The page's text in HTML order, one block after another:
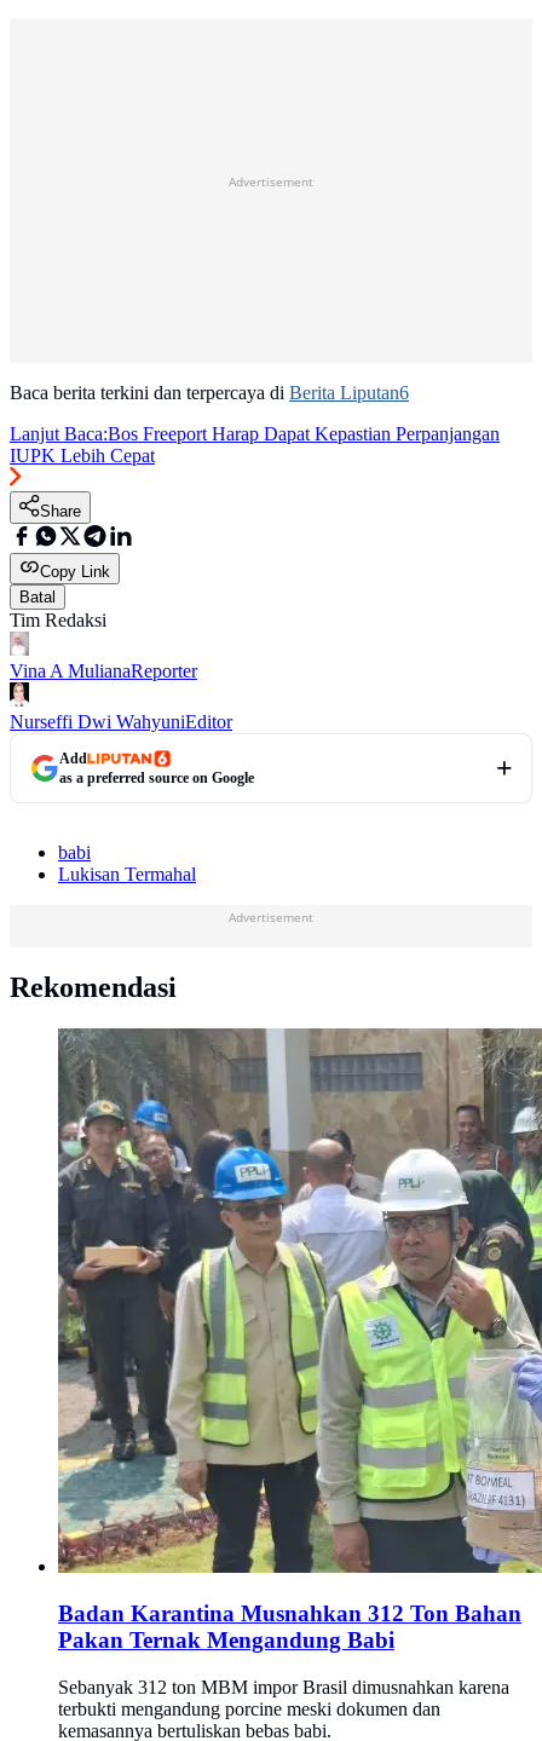
Advertisement
Baca berita terkini dan terpercaya di Berita Liputan6
Lanjut Baca:Bos Freeport Harap Dapat Kepastian Perpanjangan
IUPK Lebih Cepat
Share
Copy Link
Batal
Tim Redaksi
Vina A MulianaReporter
Nurseffi Dwi WahyuniEditor
Add
as a preferred source on Google
babi
Lukisan Termahal
Advertisement
Rekomendasi
Badan Karantina Musnahkan 312 Ton Bahan
Pakan Ternak Mengandung Babi
Sebanyak 312 ton MBM impor Brasil dimusnahkan karena
terbukti mengandung porcine meski dokumen dan
kemasannya bertuliskan bebas babi.